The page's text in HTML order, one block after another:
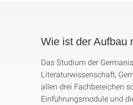
Wie ist der Aufbau
Das Studium der
Literaturwissenschaft,
allen drei Fachbereichen
Einführungsmodule und